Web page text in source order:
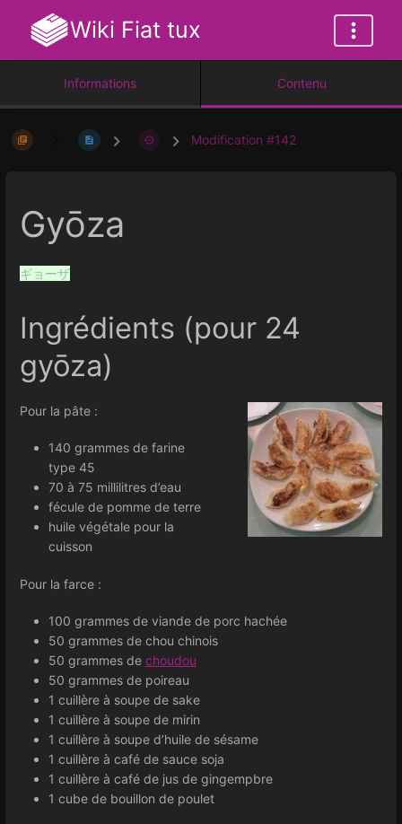
Wiki Fiat tux
Informations Contenu
Modification #142
Gyōza
ギョーザ
Ingrédients (pour 24
gyōza)
Pour la pâte :
140 grammes de farine
type 45
70 à 75 millilitres d’eau
fécule de pomme de terre
huile végétale pour la
cuisson
Pour la farce :
100 grammes de viande de porc hachée
50 grammes de chou chinois
50 grammes de choudou
50 grammes de poireau
1 cuillère à soupe de sake
1 cuillère à soupe de mirin
1 cuillère à soupe d’huile de sésame
1 cuillère à café de sauce soja
1 cuillère à café de jus de gingempbre
1 cube de bouillon de poulet